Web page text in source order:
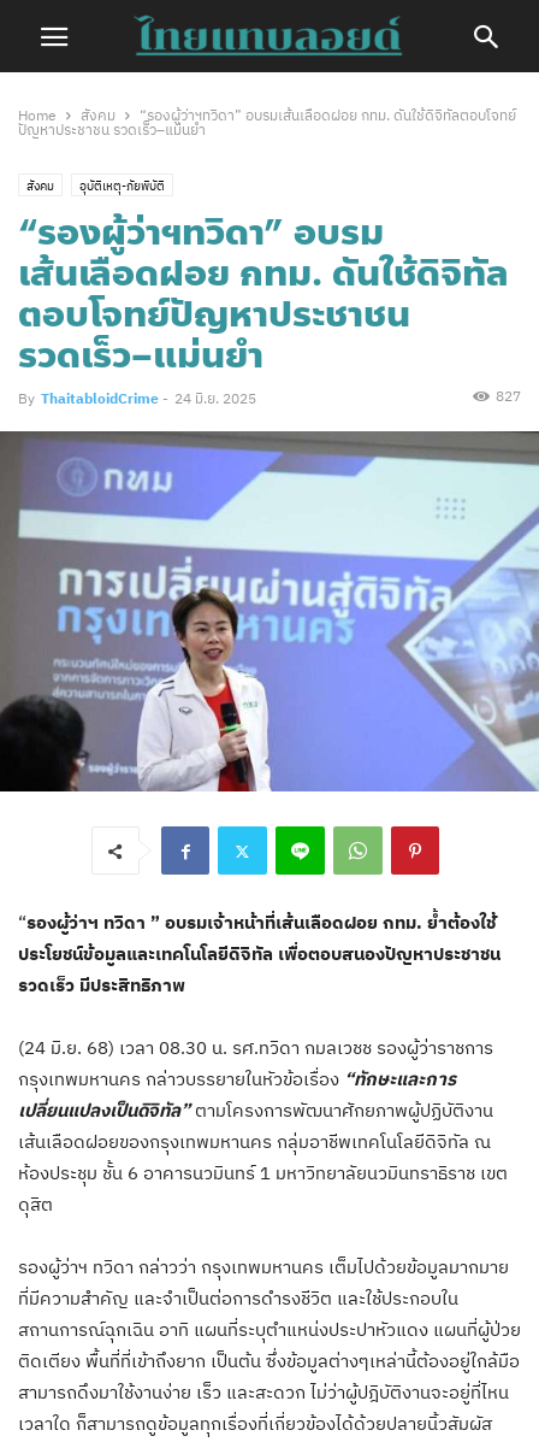
Home สังคม
“รองผู้ว่าฯทวิดา” อบรมเส้นเลือดฝอย กทม. ดันใช้ดิจิทัลตอบโจทย์
ปัญหาประชาชน รวดเร็ว–แม่นยำ
สังคม อุบัติเหตุ-ภัยพิบัติ
“รองผู้ว่าฯทวิดา” อบรม
เส้นเลือดฝอย กทม. ดันใช้ดิจิทัล
ตอบโจทย์ปัญหาประชาชน
รวดเร็ว–แม่นยำ
By ThaitabloidCrime - 24 มิ.ย. 2025 827
“รองผู้ว่าฯ ทวิดา ” อบรมเจ้าหน้าที่เส้นเลือดฝอย กทม. ย้ำต้องใช้
ประโยชน์ข้อมูลและเทคโนโลยีดิจิทัล เพื่อตอบสนองปัญหาประชาชน
รวดเร็ว มีประสิทธิภาพ
(24 มิ.ย. 68) เวลา 08.30 น. รศ.ทวิดา กมลเวชช รองผู้ว่าราชการ
กรุงเทพมหานคร กล่าวบรรยายในหัวข้อเรื่อง “ทักษะและการ
เปลี่ยนแปลงเป็นดิจิทัล”ตามโครงการพัฒนาศักยภาพผู้ปฏิบัติงาน
เส้นเลือดฝอยของกรุงเทพมหานคร กลุ่มอาชีพเทคโนโลยีดิจิทัล ณ
ห้องประชุม ชั้น 6 อาคารนวมินทร์ 1 มหาวิทยาลัยนวมินทราธิราช เขต
ดุสิต
รองผู้ว่าฯ ทวิดา กล่าวว่า กรุงเทพมหานคร เต็มไปด้วยข้อมูลมากมาย
ที่มีความสำคัญ และจำเป็นต่อการดำรงชีวิต และใช้ประกอบใน
สถานการณ์ฉุกเฉิน อาทิ แผนที่ระบุตำแหน่งประปาหัวแดง แผนที่ผู้ป่วย
ติดเตียง พื้นที่ที่เข้าถึงยาก เป็นต้น ซึ่งข้อมูลต่างๆเหล่านี้ต้องอยู่ใกล้มือ
สามารถดึงมาใช้งานง่าย เร็ว และสะดวก ไม่ว่าผู้ปฎิบัติงานจะอยู่ที่ไหน
เวลาใด ก็สามารถดูข้อมูลทุกเรื่องที่เกี่ยวข้องได้ด้วยปลายนิ้วสัมผัส